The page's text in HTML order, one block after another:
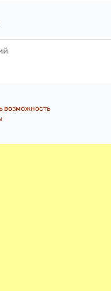
возможность